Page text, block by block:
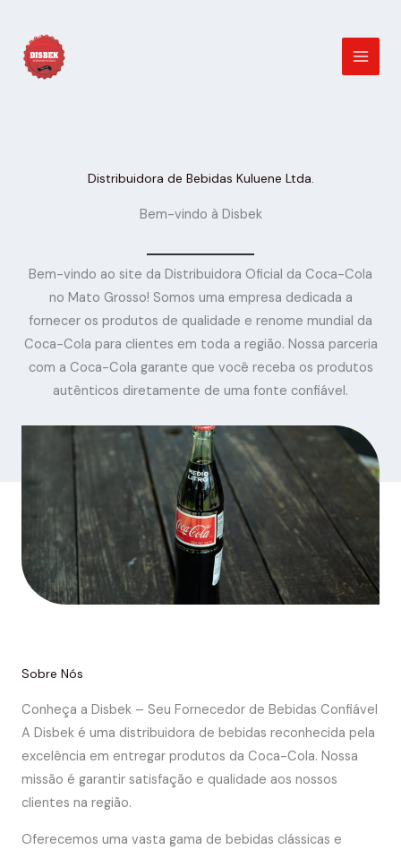
conteúdo
Distribuidora de Bebidas Kuluene Ltda.
Bem-vindo à Disbek
Bem-vindo ao site da Distribuidora Oficial da Coca-Cola
no Mato Grosso! Somos uma empresa dedicada a
fornecer os produtos de qualidade e renome mundial da
Coca-Cola para clientes em toda a região. Nossa parceria
com a Coca-Cola garante que você receba os produtos
autênticos diretamente de uma fonte confiável.
Sobre Nós
Conheça a Disbek – Seu Fornecedor de Bebidas Confiável
A Disbek é uma distribuidora de bebidas reconhecida pela
excelência em entregar produtos da Coca-Cola. Nossa
missão é garantir satisfação e qualidade aos nossos
clientes na região.
Oferecemos uma vasta gama de bebidas clássicas e